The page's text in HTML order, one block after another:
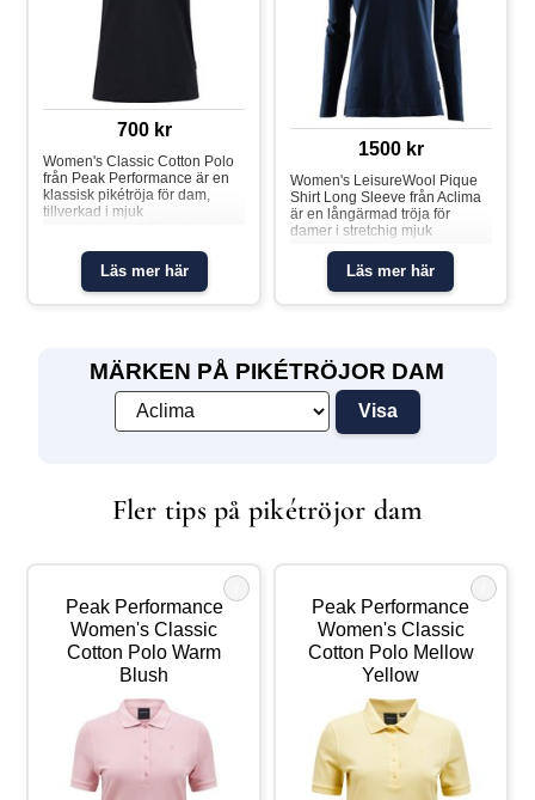
700 kr
Läs mer här
Women's Classic Cotton Polo
från Peak Performance är en
klassisk pikétröja för dam,
tillverkad i mjuk
designen kombinerar stil och
funktion, vilket gör den lika
perfekt för vardagsbruk som för
och golf Mellankraftig 180 gsm
bomullspiké Knappar framtill
P-logotyp brodyr på bröstet
Material: 100 % bomulll
1500 kr
Läs mer här
Women's LeisureWool Pique
Shirt Long Sleeve från Aclima
är en långärmad tröja för
damer i stretchig mjuk
kokosnötskal och broderad
logga på bröstet. Material:
98% ull, 2% elastan
MÄRKEN PÅ PIKÉTRÖJOR DAM
Fler tips på pikétröjor dam
Peak Performance
Women's Classic
Cotton Polo Warm
Blush
Peak Performance
Women's Classic
Cotton Polo Mellow
Yellow